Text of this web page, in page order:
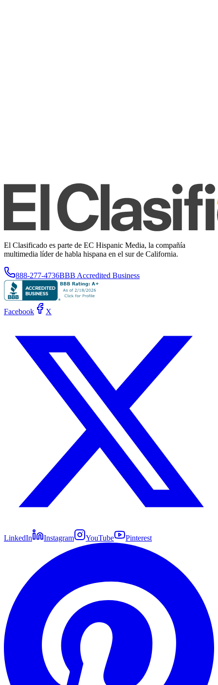
El Clasificado es parte de EC Hispanic Media, la compañía
multimedia líder de habla hispana en el sur de California.
888-277-4736BBB Accredited Business
Facebook X
LinkedIn Instagram YouTube Pinterest